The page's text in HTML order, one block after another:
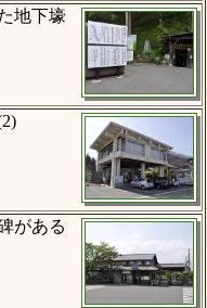
地下壕
がある